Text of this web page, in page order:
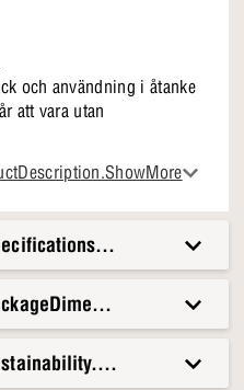
och användning i åtanke
att vara utan
som gör stor skillnad i
användas om och om igen,
kroppens konturer. Oavsett
kvällar, kommer detta
av din soffa eller fåtölj.